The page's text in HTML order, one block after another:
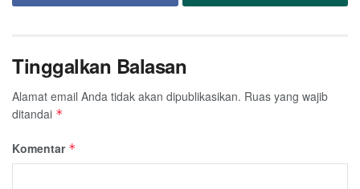
Tinggalkan Balasan
Alamat email Anda tidak akan dipublikasikan. Ruas yang wajib
ditandai *
Komentar *